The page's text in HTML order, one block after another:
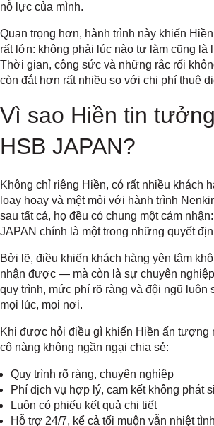
nỗ lực của mình.
Quan trọng hơn, hành trình này khiến
rất lớn: không phải lúc nào tự làm cũng là
Thời gian, công sức và những rắc rối
còn đắt hơn rất nhiều so với chi phí thuê
Vì sao Hiền tin
HSB JAPAN?
Không chỉ riêng Hiền, có rất nhiều khách
loay hoay và mệt mỏi với hành trình
sau tất cả, họ đều có chung một cảm
JAPAN chính là một trong những quyết
Bởi lẽ, điều khiến khách hàng yên tâm
nhận được — mà còn là sự chuyên
quy trình, mức phí rõ ràng và đội ngũ luôn
mọi lúc, mọi nơi.
Khi được hỏi điều gì khiến Hiền ấn tượng
cô nàng không ngần ngại chia sẻ:
Quy trình rõ ràng, chuyên nghiệp
Phí dịch vụ hợp lý, cam kết không phát
Luôn có phiếu kết quả chi tiết
Hỗ trợ 24/7, kể cả tối muộn vẫn nhiệt